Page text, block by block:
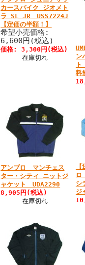
カースパイク ジオメト
ラ SL JR USS7224J
【定価の半額！】
希望小売価格:
6,600円(税込)
価格: 3,300円(税込)
在庫切れ
ン
料
アンブロ マンチェス
ター・シティ ニットジ
ャケット UDA2290
8,905円(税込)
在庫切れ
ロ
シ
ジ